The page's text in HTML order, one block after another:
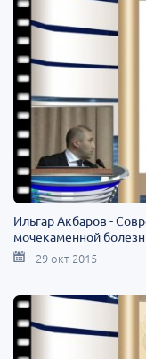
Ильгар Акбаров -
мочекаменной
29 окт 2015